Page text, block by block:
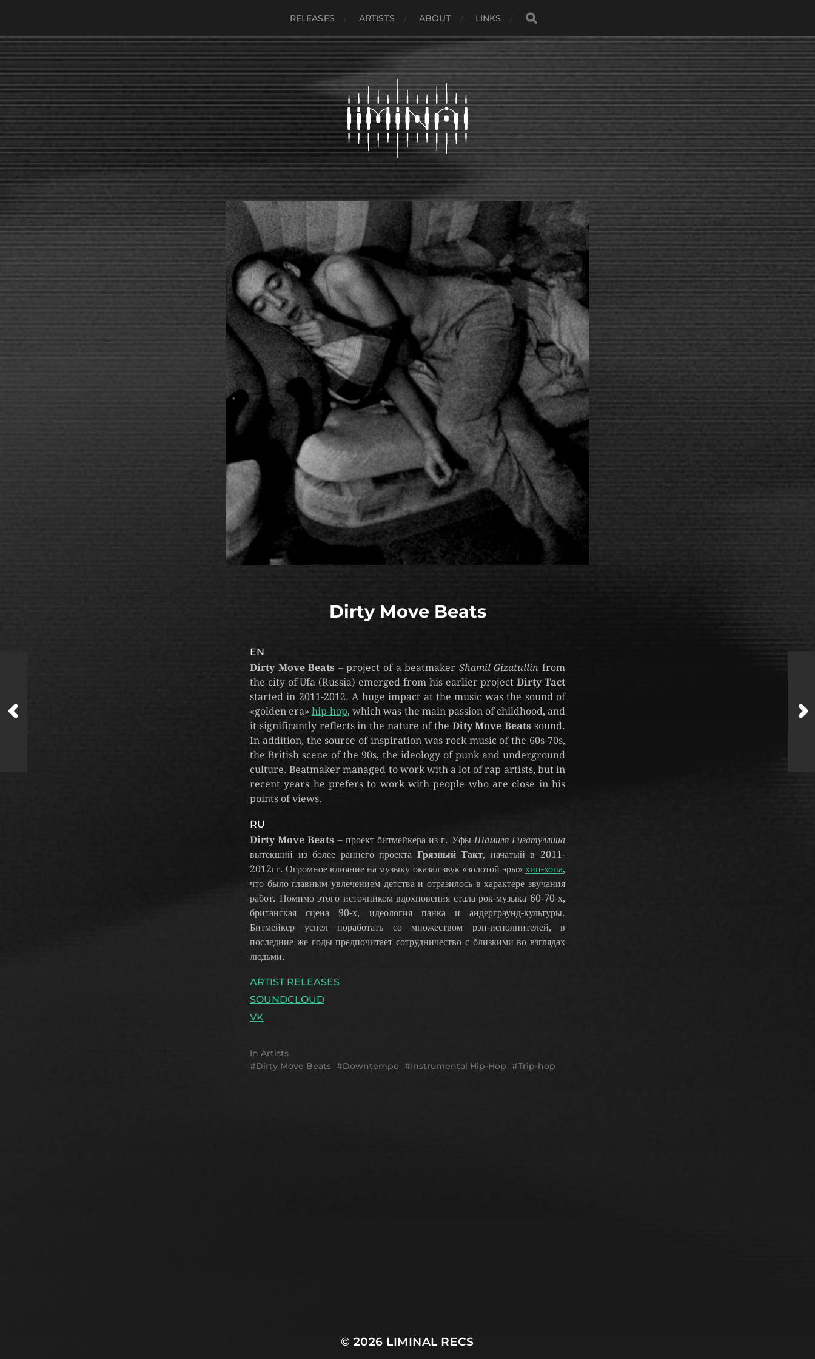
RELEASES ARTISTS ABOUT LINKS
Dirty Move Beats
EN
Dirty Move Beats – project of a beatmaker Shamil Gizatullin from
the city of Ufa (Russia) emerged from his earlier projectDirty Tact
started in 2011-2012. A huge impact at the music was the sound of
«golden era»hip-hop, which was the main passion of childhood, and
it significantly reflects in the nature of the Dity Move Beats sound.
In addition, the source of inspiration was rock music of the 60s-70s,
the British scene of the 90s, the ideology of punk and underground
culture. Beatmaker managed to work with a lot of rap artists, but in
recent years he prefers to work with people who are close in his
points of views.
RU
Dirty Move Beats – проект битмейкера из г. Уфы Шамиля Гизатуллина
вытекший из более раннего проекта Грязный Такт, начатый в 2011-
2012гг. Огромное влияние на музыку оказал звук «золотой эры» хип-хопа,
что было главным увлечением детства и отразилось в характере звучания
работ. Помимо этого источником вдохновения стала рок-музыка 60-70-х,
британская сцена 90-х, идеология панка и андерграунд-культуры.
Битмейкер успел поработать со множеством рэп-исполнителей, в
последние же годы предпочитает сотрудничество с близкими во взглядах
людьми.
ARTIST RELEASES
SOUNDCLOUD
VK
In Artists
Dirty Move Beats
Downtempo Instrumental Hip-Hop Trip-hop
© 2026 LIMINAL RECS